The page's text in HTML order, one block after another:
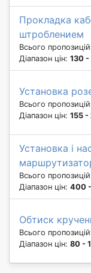
Прокладка
штроблением
Всього
Діапазон цін: 130 -
Установка
Всього
Діапазон цін: 155
Установка і
Всього
Діапазон цін: 400
Обтиск
Всього
Діапазон цін: 80 -